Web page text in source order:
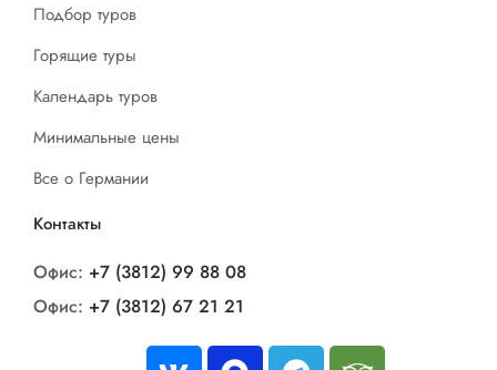
Подбор туров
Горящие туры
Календарь туров
Минимальные цены
Все о Германии
Контакты
Офис: +7 (3812) 99 88 08
Офис: +7 (3812) 67 21 21